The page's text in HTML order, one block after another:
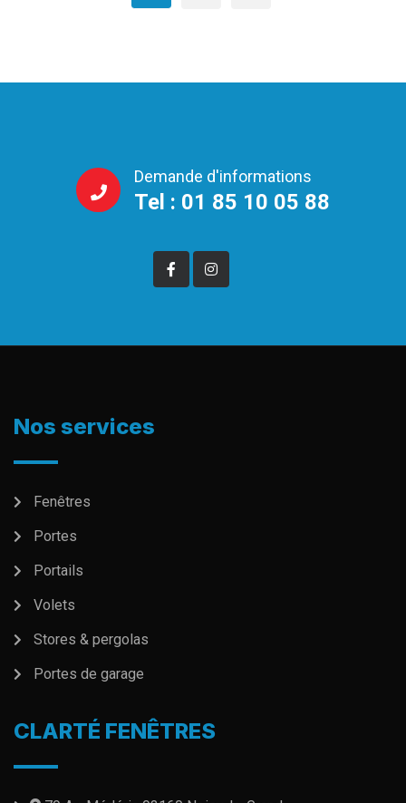
Demande d'informations
Tel : 01 85 10 05 88
Nos services
Fenêtres
Portes
Portails
Volets
Stores & pergolas
Portes de garage
CLARTÉ FENÊTRES